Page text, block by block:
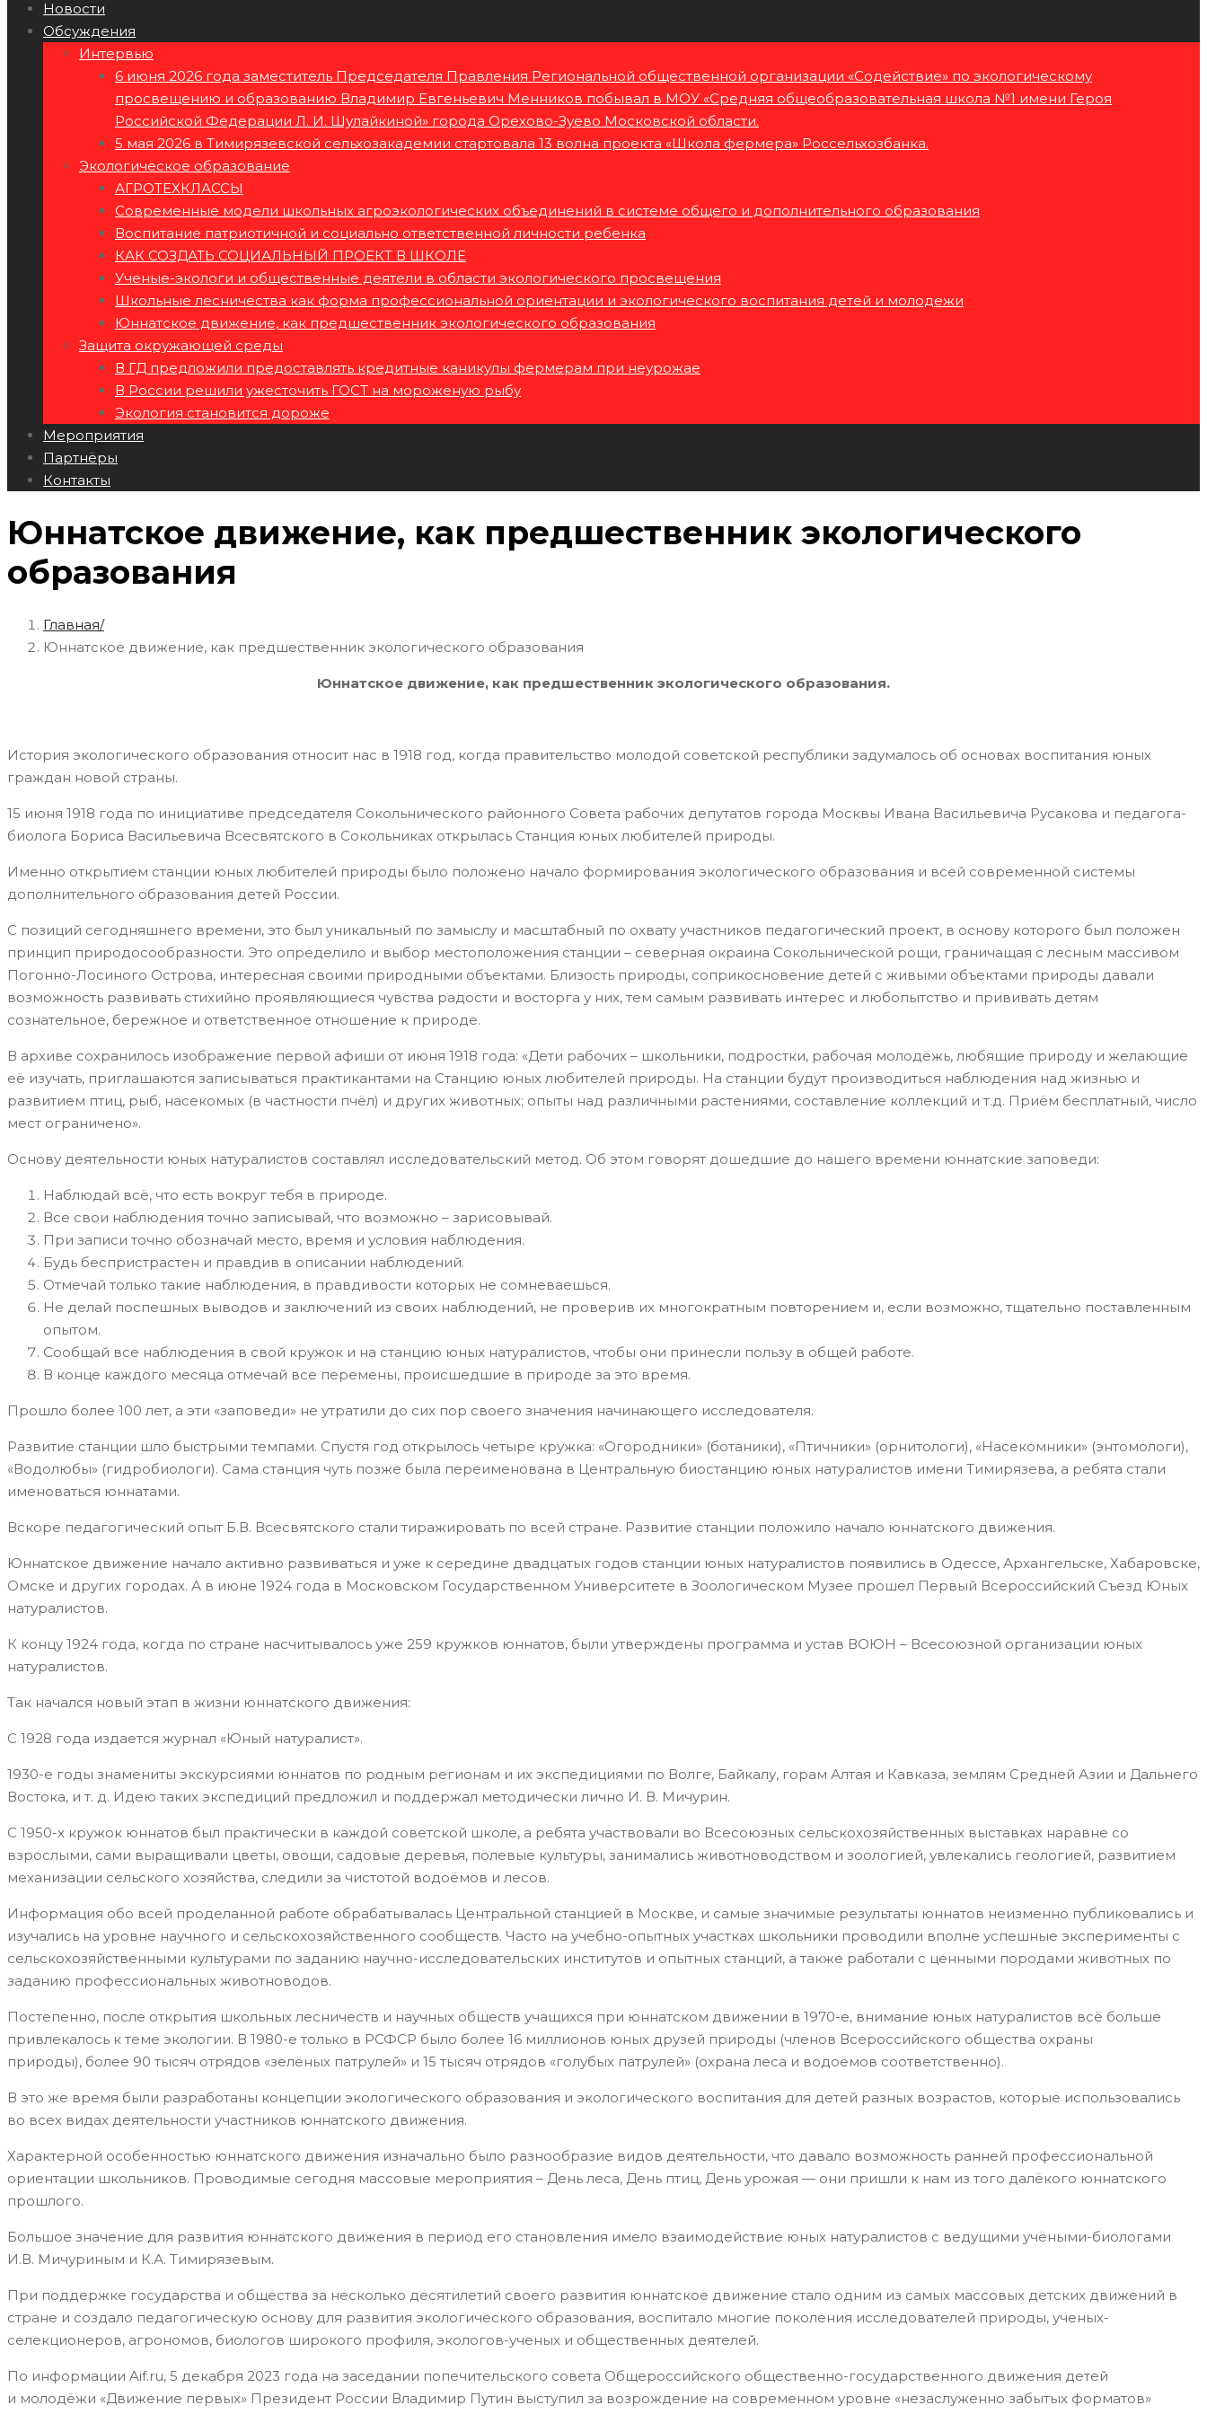
Новости
Обсуждения
Интервью
6 июня 2026 года заместитель Председателя Правления Региональной общественной организации «Содействие» по экологическому
просвещению и образованию Владимир Евгеньевич Менников побывал в МОУ «Средняя общеобразовательная школа №1 имени Героя
Российской Федерации Л. И. Шулайкиной» города Орехово-Зуево Московской области.
5 мая 2026 в Тимирязевской сельхозакадемии стартовала 13 волна проекта «Школа фермера» Россельхозбанка.
Экологическое образование
АГРОТЕХКЛАССЫ
Современные модели школьных агроэкологических объединений в системе общего и дополнительного образования
Воспитание патриотичной и социально ответственной личности ребенка
КАК СОЗДАТЬ СОЦИАЛЬНЫЙ ПРОЕКТ В ШКОЛЕ
Ученые-экологи и общественные деятели в области экологического просвещения
Школьные лесничества как форма профессиональной ориентации и экологического воспитания детей и молодежи
Юннатское движение, как предшественник экологического образования
Защита окружающей среды
В ГД предложили предоставлять кредитные каникулы фермерам при неурожае
В России решили ужесточить ГОСТ на мороженую рыбу
Экология становится дороже
Мероприятия
Партнёры
Контакты
Юннатское движение, как предшественник экологического
образования
Главная
Юннатское движение, как предшественник экологического образования
Юннатское движение, как предшественник экологического образования.
История экологического образования относит нас в 1918 год, когда правительство молодой советской республики задумалось об основах воспитания юных
граждан новой страны.
15 июня 1918 года по инициативе председателя Сокольнического районного Совета рабочих депутатов города Москвы Ивана Васильевича Русакова и педагога-
биолога Бориса Васильевича Всесвятского в Сокольниках открылась Станция юных любителей природы.
Именно открытием станции юных любителей природы было положено начало формирования экологического образования и всей современной системы
дополнительного образования детей России.
С позиций сегодняшнего времени, это был уникальный по замыслу и масштабный по охвату участников педагогический проект, в основу которого был положен
принцип природосообразности. Это определило и выбор местоположения станции – северная окраина Сокольнической рощи, граничащая с лесным массивом
Погонно-Лосиного Острова, интересная своими природными объектами. Близость природы, соприкосновение детей с живыми объектами природы давали
возможность развивать стихийно проявляющиеся чувства радости и восторга у них, тем самым развивать интерес и любопытство и прививать детям
сознательное, бережное и ответственное отношение к природе.
В архиве сохранилось изображение первой афиши от июня 1918 года: «Дети рабочих – школьники, подростки, рабочая молодёжь, любящие природу и желающие
её изучать, приглашаются записываться практикантами на Станцию юных любителей природы. На станции будут производиться наблюдения над жизнью и
развитием птиц, рыб, насекомых (в частности пчёл) и других животных; опыты над различными растениями, составление коллекций и т.д. Приём бесплатный, число
мест ограничено».
Основу деятельности юных натуралистов составлял исследовательский метод. Об этом говорят дошедшие до нашего времени юннатские заповеди:
Наблюдай всё, что есть вокруг тебя в природе.
Все свои наблюдения точно записывай, что возможно – зарисовывай.
При записи точно обозначай место, время и условия наблюдения.
Будь беспристрастен и правдив в описании наблюдений.
Отмечай только такие наблюдения, в правдивости которых не сомневаешься.
Не делай поспешных выводов и заключений из своих наблюдений, не проверив их многократным повторением и, если возможно, тщательно поставленным
опытом.
Сообщай все наблюдения в свой кружок и на станцию юных натуралистов, чтобы они принесли пользу в общей работе.
В конце каждого месяца отмечай все перемены, происшедшие в природе за это время.
Прошло более 100 лет, а эти «заповеди» не утратили до сих пор своего значения начинающего исследователя.
Развитие станции шло быстрыми темпами. Спустя год открылось четыре кружка: «Огородники» (ботаники), «Птичники» (орнитологи), «Насекомники» (энтомологи),
«Водолюбы» (гидробиологи). Сама станция чуть позже была переименована в Центральную биостанцию юных натуралистов имени Тимирязева, а ребята стали
именоваться юннатами.
Вскоре педагогический опыт Б.В. Всесвятского стали тиражировать по всей стране. Развитие станции положило начало юннатского движения.
Юннатское движение начало активно развиваться и уже к середине двадцатых годов станции юных натуралистов появились в Одессе, Архангельске, Хабаровске,
Омске и других городах. А в июне 1924 года в Московском Государственном Университете в Зоологическом Музее прошел Первый Всероссийский Съезд Юных
натуралистов.
К концу 1924 года, когда по стране насчитывалось уже 259 кружков юннатов, были утверждены программа и устав ВОЮН – Всесоюзной организации юных
натуралистов.
Так начался новый этап в жизни юннатского движения:
С 1928 года издается журнал «Юный натуралист».
1930-е годы знамениты экскурсиями юннатов по родным регионам и их экспедициями по Волге, Байкалу, горам Алтая и Кавказа, землям Средней Азии и Дальнего
Востока, и т. д. Идею таких экспедиций предложил и поддержал методически лично И. В. Мичурин.
С 1950-х кружок юннатов был практически в каждой советской школе, а ребята участвовали во Всесоюзных сельскохозяйственных выставках наравне со
взрослыми, сами выращивали цветы, овощи, садовые деревья, полевые культуры, занимались животноводством и зоологией, увлекались геологией, развитием
механизации сельского хозяйства, следили за чистотой водоёмов и лесов.
Информация обо всей проделанной работе обрабатывалась Центральной станцией в Москве, и самые значимые результаты юннатов неизменно публиковались и
изучались на уровне научного и сельскохозяйственного сообществ. Часто на учебно-опытных участках школьники проводили вполне успешные эксперименты с
сельскохозяйственными культурами по заданию научно-исследовательских институтов и опытных станций, а также работали с ценными породами животных по
заданию профессиональных животноводов.
Постепенно, после открытия школьных лесничеств и научных обществ учащихся при юннатском движении в 1970-е, внимание юных натуралистов всё больше
привлекалось к теме экологии. В 1980-е только в РСФСР было более 16 миллионов юных друзей природы (членов Всероссийского общества охраны
природы), более 90 тысяч отрядов «зелёных патрулей» и 15 тысяч отрядов «голубых патрулей» (охрана леса и водоёмов соответственно).
В это же время были разработаны концепции экологического образования и экологического воспитания для детей разных возрастов, которые использовались
во всех видах деятельности участников юннатского движения.
Характерной особенностью юннатского движения изначально было разнообразие видов деятельности, что давало возможность ранней профессиональной
ориентации школьников. Проводимые сегодня массовые мероприятия – День леса, День птиц, День урожая — они пришли к нам из того далёкого юннатского
прошлого.
Большое значение для развития юннатского движения в период его становления имело взаимодействие юных натуралистов с ведущими учёными-биологами
И.В. Мичуриным и К.А. Тимирязевым.
При поддержке государства и общества за несколько десятилетий своего развития юннатское движение стало одним из самых массовых детских движений в
стране и создало педагогическую основу для развития экологического образования, воспитало многие поколения исследователей природы, ученых-
селекционеров, агрономов, биологов широкого профиля, экологов-ученых и общественных деятелей.
По информации Aif.ru, 5 декабря 2023 года на заседании попечительского совета Общероссийского общественно-государственного движения детей
и молодёжи «Движение первых» Президент России Владимир Путин выступил за возрождение на современном уровне «незаслуженно забытых форматов»